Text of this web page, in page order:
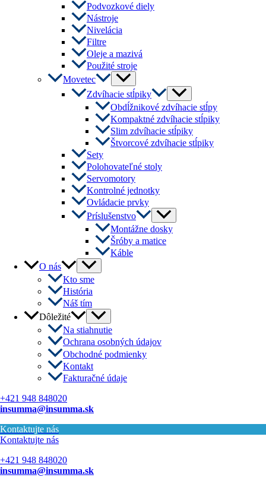
Podvozkové diely
Nástroje
Nivelácia
Filtre
Oleje a mazivá
Použité stroje
Movetec
Menu
Toggle
Zdvíhacie stĺpiky
Menu
Toggle
Obdĺžnikové zdvíhacie stĺpy
Kompaktné zdvíhacie stĺpiky
Slim zdvíhacie stĺpiky
Štvorcové zdvíhacie stĺpiky
Sety
Polohovateľné stoly
Servomotory
Kontrolné jednotky
Ovládacie prvky
Príslušenstvo
Menu
Toggle
Montážne dosky
Šróby a matice
Káble
O nás
Menu
Toggle
Kto sme
História
Náš tím
Dôležité
Menu
Toggle
Na stiahnutie
Ochrana osobných údajov
Obchodné podmienky
Kontakt
Fakturačné údaje
+421 948 848020
insumma@insumma.sk
Kontaktujte nás
Kontaktujte nás
+421 948 848020
insumma@insumma.sk